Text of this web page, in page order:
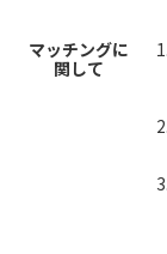
マッチングに
関して